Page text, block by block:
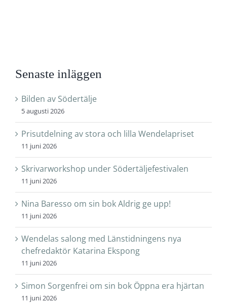
Senaste inläggen
Bilden av Södertälje
5 augusti 2026
Prisutdelning av stora och lilla Wendelapriset
11 juni 2026
Skrivarworkshop under Södertäljefestivalen
11 juni 2026
Nina Baresso om sin bok Aldrig ge upp!
11 juni 2026
Wendelas salong med Länstidningens nya
chefredaktör Katarina Ekspong
11 juni 2026
Simon Sorgenfrei om sin bok Öppna era hjärtan
11 juni 2026